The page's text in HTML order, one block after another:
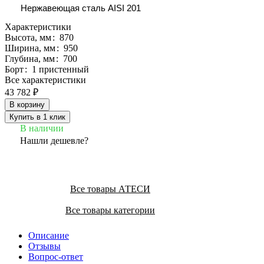
Нержавеющая сталь AISI 201
Характеристики
Высота, мм: 870
Ширина, мм: 950
Глубина, мм: 700
Борт: 1 пристенный
Все характеристики
43 782 ₽
В корзину
Купить в 1 клик
В наличии
Нашли дешевле?
Все товары АТЕСИ
Все товары категории
Описание
Отзывы
Вопрос-ответ